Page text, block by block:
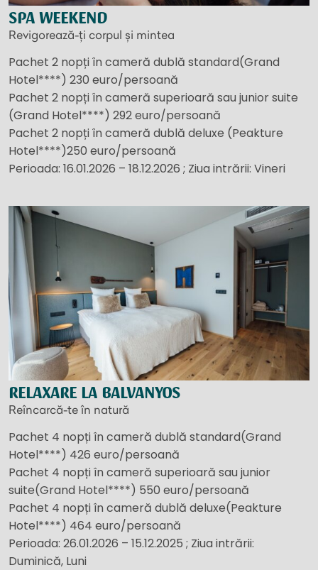
SPA WEEKEND
Revigorează-ți corpul și mintea
Pachet 2 nopți în cameră dublă standard(Grand
Hotel****) 230 euro/persoană
Pachet 2 nopți în cameră superioară sau junior suite
(Grand Hotel****) 292 euro/persoană
Pachet 2 nopți în cameră dublă deluxe (Peakture
Hotel****)250 euro/persoană
Perioada: 16.01.2026 – 18.12.2026 ; Ziua intrării: Vineri
RELAXARE LA BALVANYOS
Reîncarcă-te în natură
Pachet 4 nopți în cameră dublă standard(Grand
Hotel****) 426 euro/persoană
Pachet 4 nopți în cameră superioară sau junior
suite(Grand Hotel****) 550 euro/persoană
Pachet 4 nopți în cameră dublă deluxe(Peakture
Hotel****) 464 euro/persoană
Perioada: 26.01.2026 – 15.12.2025 ; Ziua intrării:
Duminică, Luni